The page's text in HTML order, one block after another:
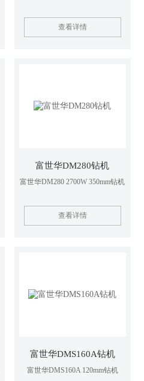
查看详情
富世华DM280钻机
富世华DM280 2700W 350mm钻机
查看详情
富世华DMS160A钻机
富世华DMS160A 120mm钻机